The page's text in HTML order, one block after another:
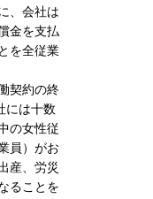
、会社は
金を支払
を全従業
契約の終
には十数
の女性従
員）がお
産、労災
ることを